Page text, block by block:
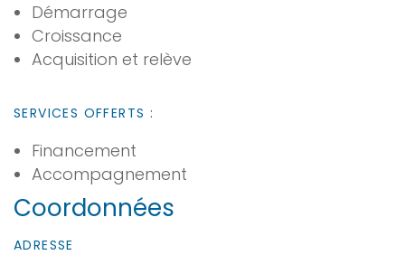
Démarrage
Croissance
Acquisition et relève
SERVICES OFFERTS :
Financement
Accompagnement
Coordonnées
ADRESSE